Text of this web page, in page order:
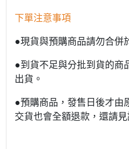
下單注意事項
●現貨與預購商品請勿合併
●到貨不足與分批到貨的商
出貨。
●預購商品，發售日後才由
交貨也會全額退款，還請見